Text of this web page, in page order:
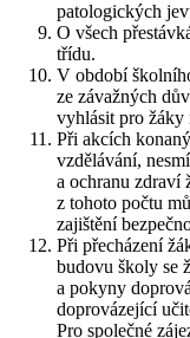
patologických
O všech
třídu.
V období
ze závažných
vyhlásit pro žáky
Při akcích
vzdělávání,
a ochranu zdraví
z tohoto počtu
zajištění
Při přecházení
budovu školy se
a pokyny
doprovázející
Pro společné